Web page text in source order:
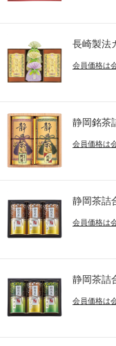
長崎製法
会員価格は
静岡銘茶
会員価格は
静岡茶詰
会員価格は
静岡茶詰
会員価格は